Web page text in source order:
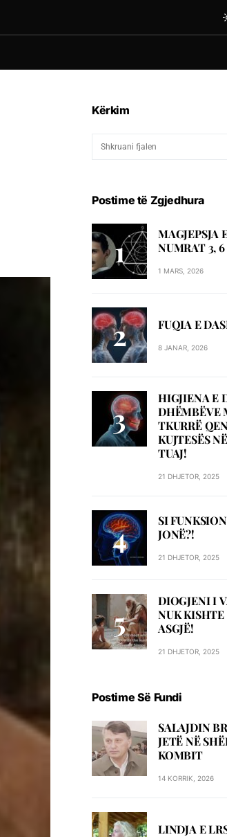
Kërkim
Postime të Zgjedhura
MAGJEPSJA
NUMRAT 3,
1 MARS, 2026
FUQIA E
8 JANAR, 2026
HIGJIENA E
DHËMBËVE
TKURRË
KUJTESËS
TUAJ!
21 DHJETOR, 2025
SI
JONË?!
21 DHJETOR, 2025
DIOGJENI I
NUK KISHTE
ASGJË!
21 DHJETOR, 2025
Postime Së Fundi
SALAJDIN
JETЁ NЁ
KOMBIT
14 KORRIK, 2026
LINDJA E